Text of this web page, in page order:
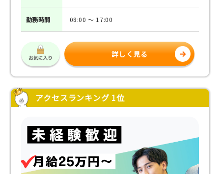
勤務時間 08:00 ～ 17:00
詳しく見る
アクセスランキング 1位